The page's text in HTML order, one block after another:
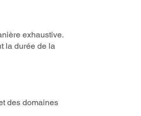
exhaustive.
la durée de la
des domaines